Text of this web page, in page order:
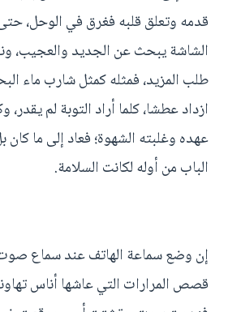
قدمه وتعلق قلبه فغرق في الوحل،
الشاشة يبحث عن الجديد والعجيب،
طلب المزيد، فمثله كمثل شارب ماء
ازداد عطشا، كلما أراد التوبة لم
عهده وغلبته الشهوة؛ فعاد إلى ما كان
الباب من أوله لكانت السلامة.
إن وضع سماعة الهاتف عند سماع صوت
قصص المرارات التي عاشها أناس